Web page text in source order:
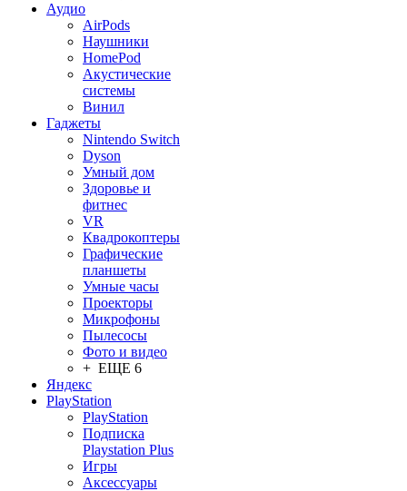
Аудио
AirPods
Наушники
HomePod
Акустические
системы
Винил
Гаджеты
Nintendo Switch
Dyson
Умный дом
Здоровье и
фитнес
VR
Квадрокоптеры
Графические
планшеты
Умные часы
Проекторы
Микрофоны
Пылесосы
Фото и видео
+ ЕЩЕ 6
Яндекс
PlayStation
PlayStation
Подписка
Playstation Plus
Игры
Аксессуары